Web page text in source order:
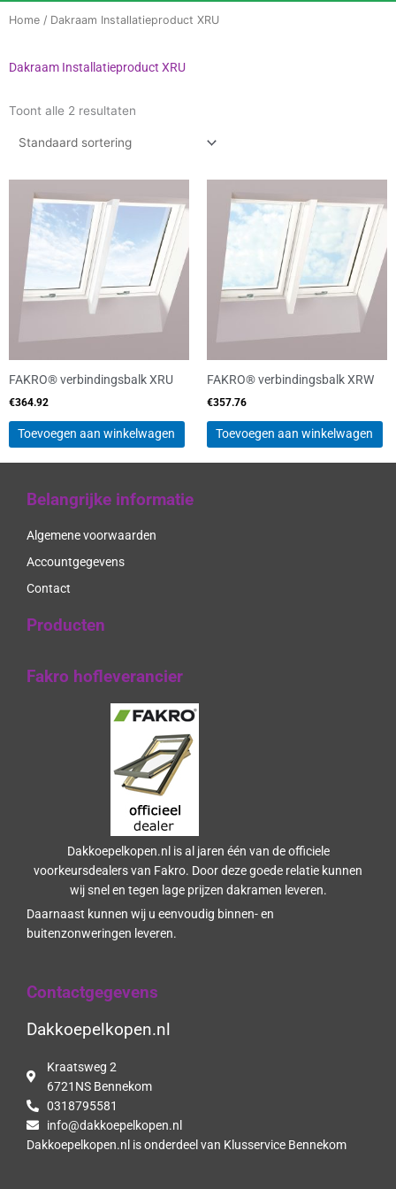
Home / Dakraam Installatieproduct XRU
Dakraam Installatieproduct XRU
Toont alle 2 resultaten
FAKRO® verbindingsbalk XRU
€364.92
Toevoegen aan winkelwagen
FAKRO® verbindingsbalk XRW
€357.76
Toevoegen aan winkelwagen
Belangrijke informatie
Algemene voorwaarden
Accountgegevens
Contact
Producten
Fakro hofleverancier
Dakkoepelkopen.nl is al jaren één van de officiele
voorkeursdealers van Fakro. Door deze goede relatie kunnen
wij snel en tegen lage prijzen dakramen leveren.
Daarnaast kunnen wij u eenvoudig binnen- en
buitenzonweringen leveren.
Contactgegevens
Dakkoepelkopen.nl
Kraatsweg 2
6721NS Bennekom
0318795581
info@dakkoepelkopen.nl
Dakkoepelkopen.nl is onderdeel van Klusservice Bennekom